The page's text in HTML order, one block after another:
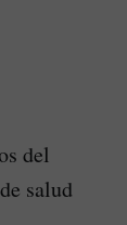
del
salud